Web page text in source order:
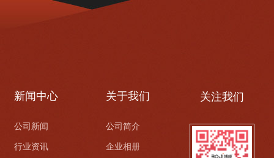
新闻中心
公司新闻
行业资讯
关于我们
公司简介
企业相册
关注我们